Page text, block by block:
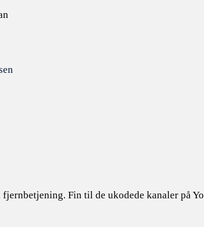
Fin til de ukodede kanaler på